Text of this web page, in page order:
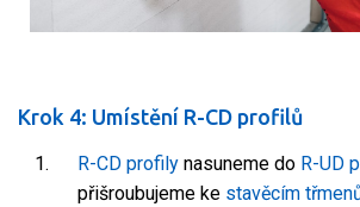
Krok 4: Umístění R-CD profilů
R-CD profily nasuneme do R-UD
přišroubujeme ke stavěcím